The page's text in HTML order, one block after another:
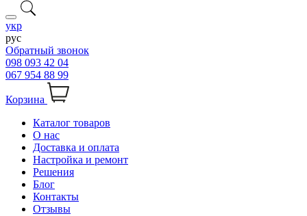
укр
рус
Обратный звонок
098 093 42 04
067 954 88 99
Корзина
Каталог товаров
О нас
Доставка и оплата
Настройка и ремонт
Решения
Блог
Контакты
Отзывы